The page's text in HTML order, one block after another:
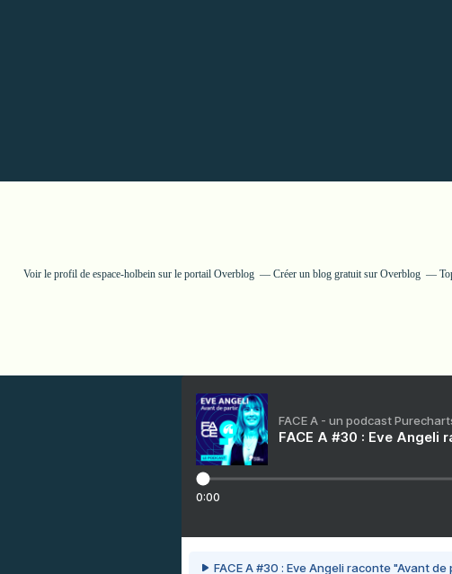
Voir le profil de espace-holbeinsur le portail Overblog Créer un blog gratuit sur Overblog
FACE A - un podcast
FACE A #30 : Eve Angeli
0:00
FACE A #30 : Eve Angeli raconte "Avant de